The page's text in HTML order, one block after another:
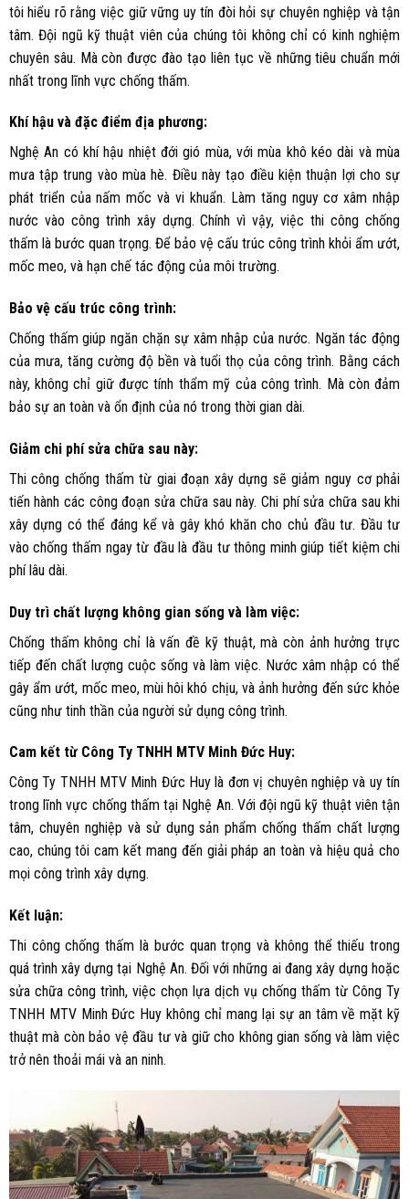
tôi hiểu rõ rằng việc giữ vững uy tín đòi hỏi sự chuyên nghiệp và tận
tâm. Đội ngũ kỹ thuật viên của chúng tôi không chỉ có kinh nghiệm
chuyên sâu. Mà còn được đào tạo liên tục về những tiêu chuẩn mới
nhất trong lĩnh vực chống thấm.
Khí hậu và đặc điểm địa phương:
Nghệ An có khí hậu nhiệt đới gió mùa, với mùa khô kéo dài và mùa
mưa tập trung vào mùa hè. Điều này tạo điều kiện thuận lợi cho sự
phát triển của nấm mốc và vi khuẩn. Làm tăng nguy cơ xâm nhập
nước vào công trình xây dựng. Chính vì vậy, việc thi công chống
thấm là bước quan trọng. Để bảo vệ cấu trúc công trình khỏi ẩm ướt,
mốc meo, và hạn chế tác động của môi trường.
Bảo vệ cấu trúc công trình:
Chống thấm giúp ngăn chặn sự xâm nhập của nước. Ngăn tác động
của mưa, tăng cường độ bền và tuổi thọ của công trình. Bằng cách
này, không chỉ giữ được tính thẩm mỹ của công trình. Mà còn đảm
bảo sự an toàn và ổn định của nó trong thời gian dài.
Giảm chi phí sửa chữa sau này:
Thi công chống thấm từ giai đoạn xây dựng sẽ giảm nguy cơ phải
tiến hành các công đoạn sửa chữa sau này. Chi phí sửa chữa sau khi
xây dựng có thể đáng kể và gây khó khăn cho chủ đầu tư. Đầu tư
vào chống thấm ngay từ đầu là đầu tư thông minh giúp tiết kiệm chi
phí lâu dài.
Duy trì chất lượng không gian sống và làm việc:
Chống thấm không chỉ là vấn đề kỹ thuật, mà còn ảnh hưởng trực
tiếp đến chất lượng cuộc sống và làm việc. Nước xâm nhập có thể
gây ẩm ướt, mốc meo, mùi hôi khó chịu, và ảnh hưởng đến sức khỏe
cũng như tinh thần của người sử dụng công trình.
Cam kết từ Công Ty TNHH MTV Minh Đức Huy:
Công Ty TNHH MTV Minh Đức Huy là đơn vị chuyên nghiệp và uy tín
trong lĩnh vực chống thấm tại Nghệ An. Với đội ngũ kỹ thuật viên tận
tâm, chuyên nghiệp và sử dụng sản phẩm chống thấm chất lượng
cao, chúng tôi cam kết mang đến giải pháp an toàn và hiệu quả cho
mọi công trình xây dựng.
Kết luận:
Thi công chống thấm là bước quan trọng và không thể thiếu trong
quá trình xây dựng tại Nghệ An. Đối với những ai đang xây dựng hoặc
sửa chữa công trình, việc chọn lựa dịch vụ chống thấm từ Công Ty
TNHH MTV Minh Đức Huy không chỉ mang lại sự an tâm về mặt kỹ
thuật mà còn bảo vệ đầu tư và giữ cho không gian sống và làm việc
trở nên thoải mái và an ninh.